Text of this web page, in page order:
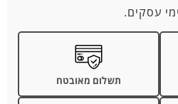
תשלום מאובטח